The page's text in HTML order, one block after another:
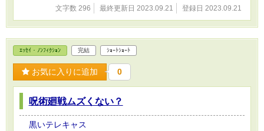
文字数 296 最終更新日 2023.09.21 登録日 2023.09.21
ｴｯｾｲ・ﾉﾝﾌｨｸｼｮﾝ 完結 ｼｮｰﾄｼｮｰﾄ
お気に入りに追加 0
呪術廻戦ムズくない？
黒いテレキャス